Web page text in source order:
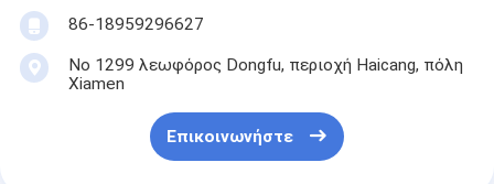
86-18959296627
Νο 1299 λεωφόρος Dongfu, περιοχή Haicang, πόλη
Xiamen
Επικοινωνήστε